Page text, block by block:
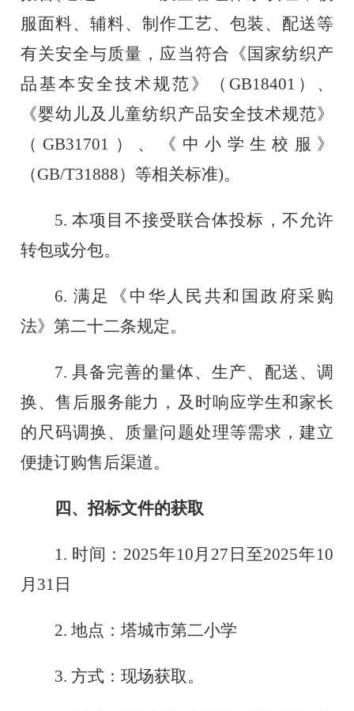
服面料、辅料、制作工艺、包装、配送等
有关安全与质量，应当符合《国家纺织产
品基本安全技术规范》（GB18401）、
《婴幼儿及儿童纺织产品安全技术规范》
（GB31701）、《中小学生校服》
（GB/T31888）等相关标准)。
5.本项目不接受联合体投标，不允许
转包或分包。
6. 满足《中华人民共和国政府采购
法》第二十二条规定。
7.具备完善的量体、生产、配送、调
换、售后服务能力，及时响应学生和家长
的尺码调换、质量问题处理等需求，建立
便捷订购售后渠道。
四 、招标文件的获取
1. 时间：2025年10 月 27 日至2025年10
月 31 日
2. 地点：塔城市第二小学
3. 方式：现场获取。